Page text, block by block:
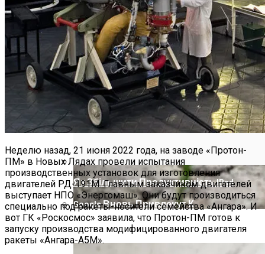
Ученые Назвали Новую Смертельную
Угрозу Для Человечества
Як Збільшити Продуктивність IPad
Google Вновь Привлекут К
Ответственности За Повторное
Неудаление Запрещённых Материалов
Неделю назад, 21 июня 2022 года, на заводе «Протон-
ПМ» в Новых Лядах провели испытания
производственных установок для изготовления
двигателей РД-191М. Главным заказчиком двигателей
выступает НПО «Энергомаш». Они будут производиться
специально под ракеты-носители семейства «Ангара». И
вот ГК «Роскосмос» заявила, что Протон-ПМ готов к
запуску производства модифицированного двигателя
ракеты «Ангара-А5М».